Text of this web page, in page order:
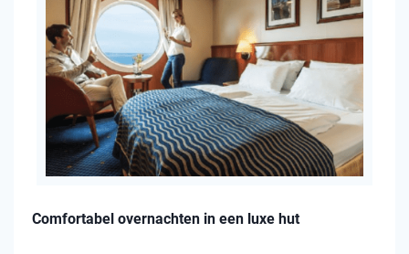
Comfortabel overnachten in een luxe hut